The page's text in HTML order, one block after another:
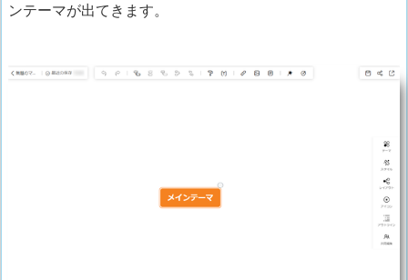
ンテーマが出てきます。